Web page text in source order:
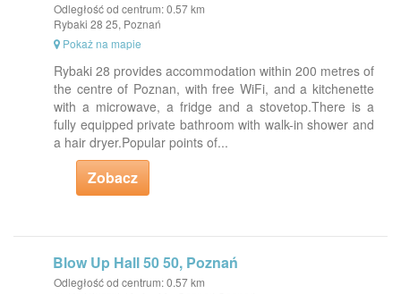
Odległość od centrum: 0.57 km
Rybaki 28 25, Poznań
Pokaż na mapie
Rybaki 28 provides accommodation within 200 metres of
the centre of Poznan, with free WiFi, and a kitchenette
with a microwave, a fridge and a stovetop.There is a
fully equipped private bathroom with walk-in shower and
a hair dryer.Popular points of...
Zobacz
Blow Up Hall 50 50, Poznań
Odległość od centrum: 0.57 km